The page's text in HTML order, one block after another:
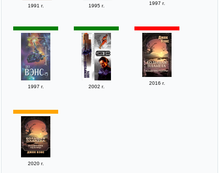
1991 г. 1995 г. 1997 г.
1997 г. 2002 г.
2016 г.
2020 г.